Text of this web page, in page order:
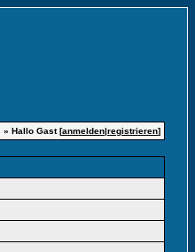
» Hallo Gast [anmelden|registrieren]